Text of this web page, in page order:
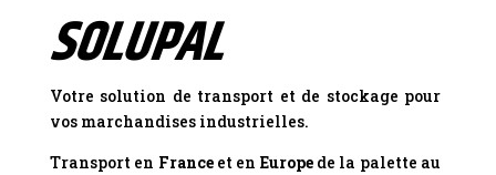
SOLUPAL
Votre solution de transport et de stockage pour
vos marchandises industrielles.
Transport en Franceet en Europede la palette au